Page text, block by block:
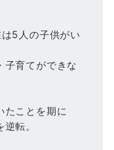
5人の子供がい
子育てができな
たことを期に
転。